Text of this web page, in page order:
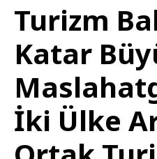
Turizm
Katar
İki Ülke